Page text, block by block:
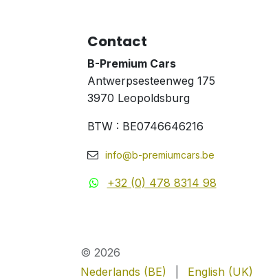
Contact
B-Premium Cars
Antwerpsesteenweg 175
3970 Leopoldsburg
BTW : BE0746646216
info@b-premiumcars.be
+32 (0) 478 8314 98
© 2026
Nederlands (BE)
English (UK)